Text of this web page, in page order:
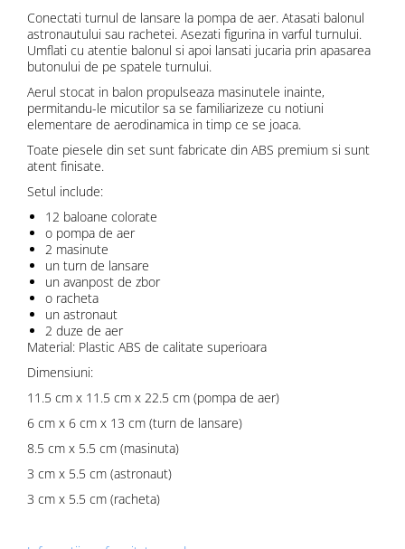
Conectati turnul de lansare la pompa de aer. Atasati balonul
astronautului sau rachetei. Asezati figurina in varful turnului.
Umflati cu atentie balonul si apoi lansati jucaria prin apasarea
butonului de pe spatele turnului.
Aerul stocat in balon propulseaza masinutele inainte,
permitandu-le micutilor sa se familiarizeze cu notiuni
elementare de aerodinamica in timp ce se joaca.
Toate piesele din set sunt fabricate din ABS premium si sunt
atent finisate.
Setul include:
12 baloane colorate
o pompa de aer
2 masinute
un turn de lansare
un avanpost de zbor
o racheta
un astronaut
2 duze de aer
Material: Plastic ABS de calitate superioara
Dimensiuni:
11.5 cm x 11.5 cm x 22.5 cm (pompa de aer)
6 cm x 6 cm x 13 cm (turn de lansare)
8.5 cm x 5.5 cm (masinuta)
3 cm x 5.5 cm (astronaut)
3 cm x 5.5 cm (racheta)